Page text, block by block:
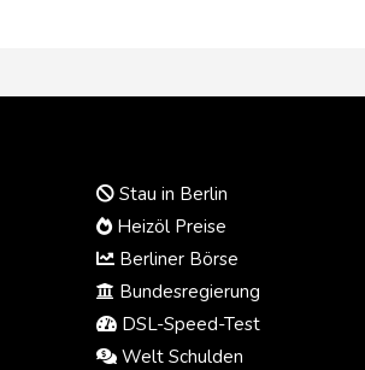
Stau in Berlin
Heizöl Preise
Berliner Börse
Bundesregierung
DSL-Speed-Test
Welt Schulden